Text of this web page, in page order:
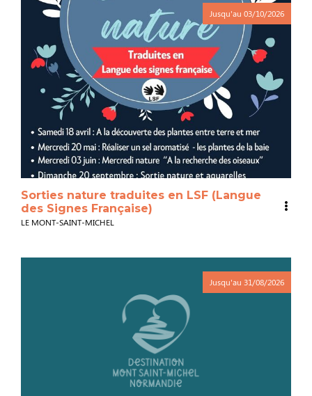
Jusqu'au 03/10/2026
Sorties nature traduites en LSF (Langue
des Signes Française)
LE MONT-SAINT-MICHEL
Jusqu'au 31/08/2026